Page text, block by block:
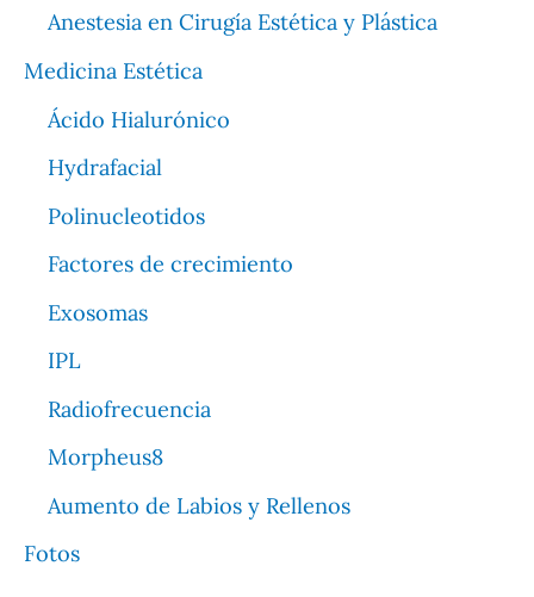
Anestesia en Cirugía Estética y Plástica
Medicina Estética
Ácido Hialurónico
Hydrafacial
Polinucleotidos
Factores de crecimiento
Exosomas
IPL
Radiofrecuencia
Morpheus8
Aumento de Labios y Rellenos
Fotos